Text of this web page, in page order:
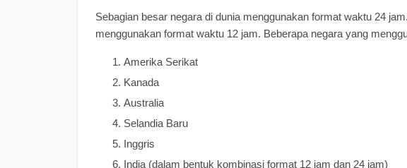
Sebagian besar negara di dunia menggunakan format waktu 24
menggunakan format waktu 12 jam. Beberapa negara yang
Amerika Serikat
Kanada
Australia
Selandia Baru
Inggris
India (dalam bentuk kombinasi format 12 jam dan 24 jam)